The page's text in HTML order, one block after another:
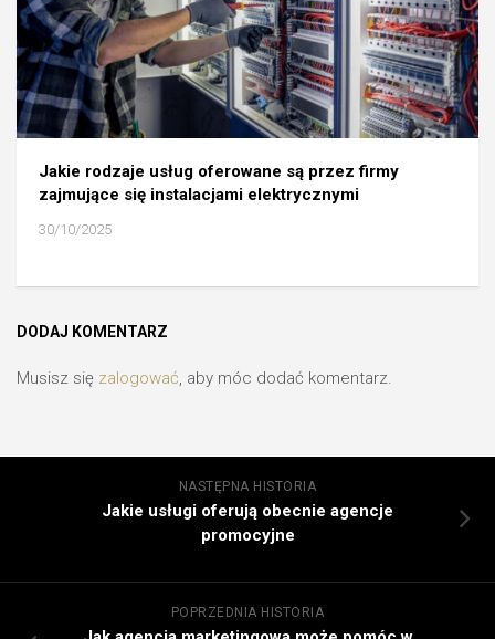
Jakie rodzaje usług oferowane są przez firmy
zajmujące się instalacjami elektrycznymi
30/10/2025
DODAJ KOMENTARZ
Musisz się zalogować, aby móc dodać komentarz.
NASTĘPNA HISTORIA
Jakie usługi oferują obecnie agencje
promocyjne
POPRZEDNIA HISTORIA